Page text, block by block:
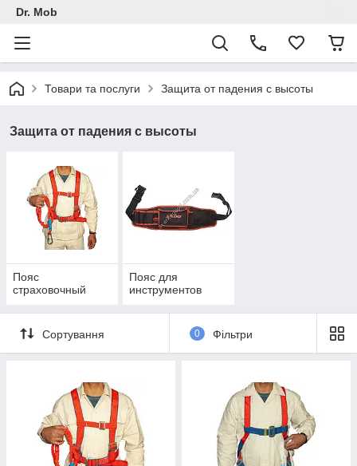
Dr. Mob
Товари та послуги Защита от падения с высоты
Защита от падения с высоты
Пояс
страховочный
Пояс для
инструментов
Сортування 0 Фільтри